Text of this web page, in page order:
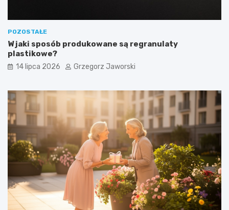
POZOSTAŁE
W jaki sposób produkowane są regranulaty
plastikowe?
14 lipca 2026 Grzegorz Jaworski